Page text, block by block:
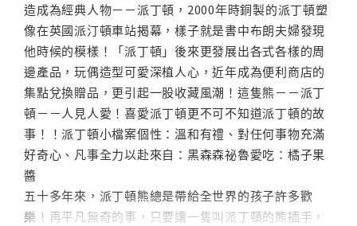
造成為經典人物－－派丁頓，2000年時銅製的派丁頓塑
像在英國派汀頓車站揭幕，樣子就是書中布朗夫婦發現
他時候的模樣！「派丁頓」後來更發展出各式各樣的周
邊產品，玩偶造型可愛深植人心，近年成為便利商店的
集點兌換贈品，更引起一股收藏風潮！這隻熊－－派丁
頓－－人見人愛！喜愛派丁頓更不可不知道派丁頓的故
事！！派丁頓小檔案個性：溫和有禮、對任何事物充滿
好奇心、凡事全力以赴來自：黑森森祕魯愛吃：橘子果
醬
五十多年來，派丁頓熊總是帶給全世界的孩子許多歡
樂！再平凡無奇的事，只要讓一隻叫派丁頓的熊插手，